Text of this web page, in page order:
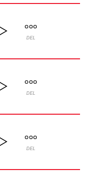
DEL
DEL
DEL